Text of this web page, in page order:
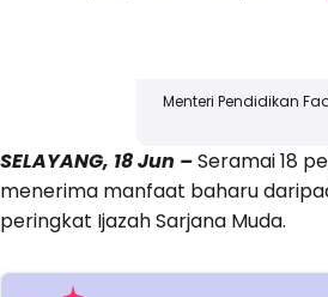
Menteri Pendidikan
SELAYANG, 18 Jun –Seramai 18
menerima manfaat baharu
peringkat Ijazah Sarjana Muda.